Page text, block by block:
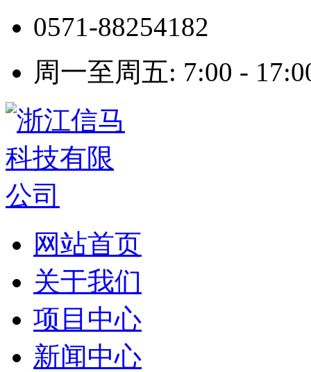
0571-88254182
周一至周五: 7:00 -
网站首页
关于我们
项目中心
新闻中心